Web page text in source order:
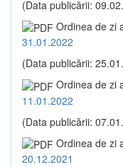
(Data publicării:
Ordinea de zi
31.01.2022
(Data publicării:
Ordinea de zi
11.01.2022
(Data publicării:
Ordinea de zi
20.12.2021